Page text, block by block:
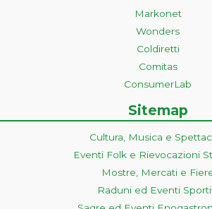
Markonet
Wonders
Coldiretti
Comitas
ConsumerLab
Sitemap
Cultura, Musica e
Eventi Folk e Rievocazioni
Mostre, Mercati e
Raduni ed Eventi